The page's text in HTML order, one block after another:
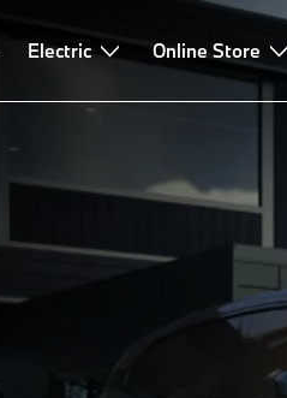
Electric Online Store
Performanţă Tehnologii